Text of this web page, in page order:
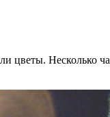
Несколько